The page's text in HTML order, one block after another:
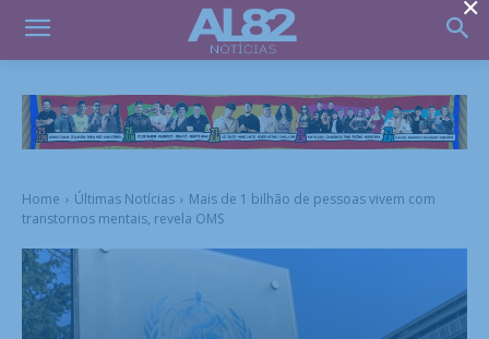
Home Últimas Notícias
Mais de 1 bilhão de pessoas vivem com
transtornos mentais, revela OMS